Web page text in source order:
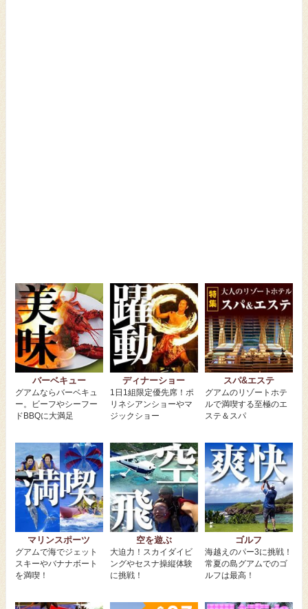
バーベキュー
グアムならバーベキュ
ー。ビーフやシーフー
ドBBQに大満足
ディナーショー
1日1組限定優先席！ポ
リネシアンショーやマ
ジックショー
スパ&エステ
グアムのリゾートホテ
ルで満喫する至極のエ
ステ＆スパ
マリンスポーツ
グアムで海でジェット
スキーやバナナボート
を満喫！
空を遊ぶ
大迫力！スカイダイビ
ングやセスナ操縦体験
に挑戦！
ゴルフ
海越えのパー3に挑戦！
常夏の島グアムでのゴ
ルフは最高！